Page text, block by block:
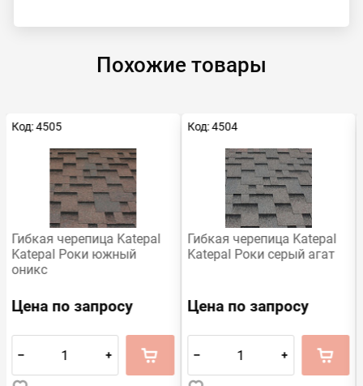
Похожие товары
Код: 4505
Гибкая черепица Katepal
Katepal Роки южный
оникс
Цена по запросу
– +
Код: 4504
Гибкая черепица Katepal
Katepal Роки серый агат
Цена по запросу
– +